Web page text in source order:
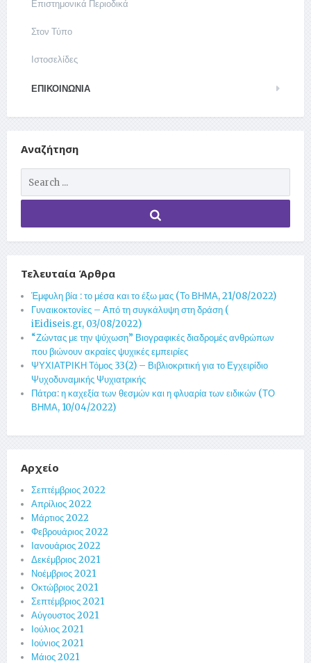
Επιστημονικά Περιοδικά
Στον Τύπο
Ιστοσελίδες
ΕΠΙΚΟΙΝΩΝΊΑ
Αναζήτηση
Τελευταία Άρθρα
Έμφυλη βία : το μέσα και το έξω μας (Το ΒΗΜΑ, 21/08/2022)
Γυναικοκτονίες – Από τη συγκάλυψη στη δράση (
iEidiseis.gr, 03/08/2022)
“Ζώντας με την ψύχωση” Βιογραφικές διαδρομές ανθρώπων
που βιώνουν ακραίες ψυχικές εμπειρίες
ΨΥΧΙΑΤΡΙΚΗ Τόμος 33(2) – Βιβλιοκριτική για το Εγχειρίδιο
Ψυχοδυναμικής Ψυχιατρικής
Πάτρα: η καχεξία των θεσμών και η φλυαρία των ειδικών (ΤΟ
ΒΗΜΑ, 10/04/2022)
Αρχείο
Σεπτέμβριος 2022
Απρίλιος 2022
Μάρτιος 2022
Φεβρουάριος 2022
Ιανουάριος 2022
Δεκέμβριος 2021
Νοέμβριος 2021
Οκτώβριος 2021
Σεπτέμβριος 2021
Αύγουστος 2021
Ιούλιος 2021
Ιούνιος 2021
Μάιος 2021